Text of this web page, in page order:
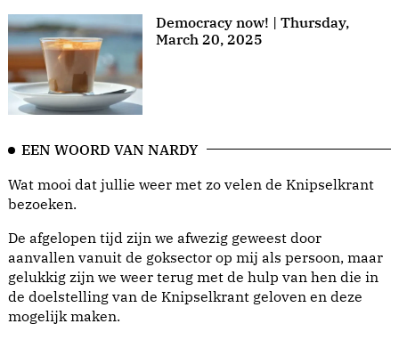
Democracy now! | Thursday,
March 20, 2025
EEN WOORD VAN NARDY
Wat mooi dat jullie weer met zo velen de Knipselkrant
bezoeken.
De afgelopen tijd zijn we afwezig geweest door
aanvallen vanuit de goksector op mij als persoon, maar
gelukkig zijn we weer terug met de hulp van hen die in
de doelstelling van de Knipselkrant geloven en deze
mogelijk maken.